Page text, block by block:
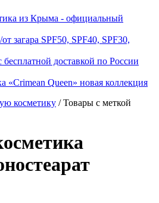
из Крыма - официальный
загара SPF50, SPF40, SPF30,
доставкой по России
«Crimean Queen» новая коллекция
косметику / Товары с меткой